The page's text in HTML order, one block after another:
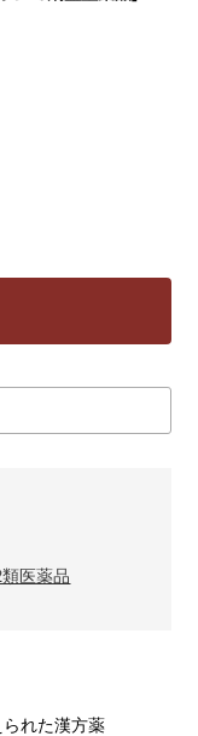
医薬品
れた漢方薬